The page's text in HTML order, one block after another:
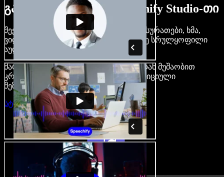
გაიგე, რას შეძლებ Speechify Studio-თი
შექმენი გახმოვანება, დაამატე უფასო სურათები, ხმა,
ვიდეო, დააკლონირე შენი ხმა — ააწყე სრულყოფილი
აუდიო-ვიდეო პროექტები.
მარტივი ინტერფეისით და ბრაუზერიდან მუშაობით
კრეატორები თავისუფლდებიან ტრადიციული
შეზღუდვებისგან.
სტუდიის გახსნა